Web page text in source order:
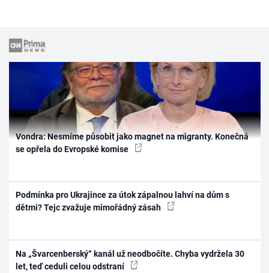
Vondra: Nesmíme působit jako magnet na migranty. Konečná
se opřela do Evropské komise
Podmínka pro Ukrajince za útok zápalnou lahví na dům s
dětmi? Tejc zvažuje mimořádný zásah
Na „Švarcenberský“ kanál už neodbočíte. Chyba vydržela 30
let, teď ceduli celou odstraní